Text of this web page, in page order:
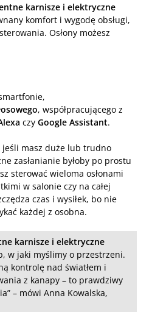
karnisze i elektryczne
komfort i wygodę obsługi,
Osłony możesz
, współpracującego z
czy Google Assistant.
jeśli masz duże lub trudno
zasłanianie byłoby po prostu
sterować wieloma osłonami
w salonie czy na całej
czas i wysiłek, bo nie
każdej z osobna.
karnisze i elektryczne
w jaki myślimy o przestrzeni.
kontrolę nad światłem i
z kanapy – to prawdziwy
– mówi Anna Kowalska,